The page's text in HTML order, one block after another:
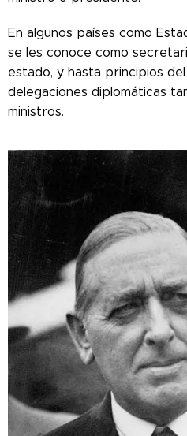
En algunos países como
se les conoce como
estado, y hasta principios
delegaciones diplomáticas
ministros.